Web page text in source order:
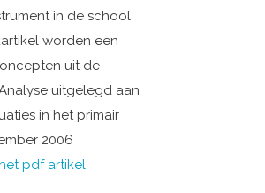
in de school
worden een
uit de
uitgelegd aan
in het primair
2006
pdf artikel